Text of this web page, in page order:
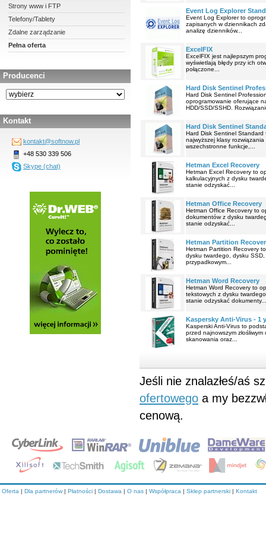
Strony www i FTP
Telefony/Tablety
Zdalne zarządzanie
Pełna oferta
Producenci
Kontakt
kontakt@softnow.pl
+48 530 339 506
Skype (chat)
Event Log Explorer
Event Log Explorer to
zapisanych w dziennikach
analizę dzienników...
ExcelFIX
ExcelFIX jest najlepszym
wyświetlają błędy przy ich
połączone...
Hard Disk Sentinel
Hard Disk Sentinel
oprogramowanie oferujące
HDD/SSD/SSHD.
Hard Disk Sentinel
Hard Disk Sentinel
najwyższej klasy
wszechstronne funkcje,...
Hetman Excel Recovery
Hetman Excel Recovery to
kalkulacyjnych z dysku
stanie odzyskać...
Hetman Office Recovery
Hetman Office Recovery to
dokumentów z dysku
stanie odzyskać...
Hetman Partition
Hetman Partition Recovery
dysku twardego, dysku
przypadkowym...
Hetman Word Recovery
Hetman Word Recovery to
tekstowych z dysku
stanie odzyskać dokumenty...
Kaspersky Anti-Virus - 1
Kasperski Anti-Virus to
przed najnowszym
skanowania oraz...
Jeśli nie znalazłeś/aś
ofertowego a my
cenową.
Oferta | Dla partnerów | Płatności | Dostawa | O nas | Współpraca | Sklep partnerski | Kontakt